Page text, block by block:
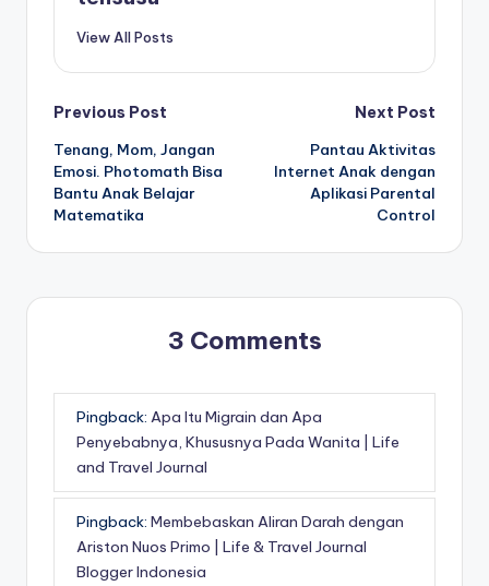
View All Posts
Post
navigation
Previous Post
Tenang, Mom, Jangan
Emosi. Photomath Bisa
Bantu Anak Belajar
Matematika
Next Post
Pantau Aktivitas
Internet Anak dengan
Aplikasi Parental
Control
3 Comments
Pingback: Apa Itu Migrain dan Apa
Penyebabnya, Khususnya Pada Wanita | Life
and Travel Journal
Pingback: Membebaskan Aliran Darah dengan
Ariston Nuos Primo | Life & Travel Journal
Blogger Indonesia